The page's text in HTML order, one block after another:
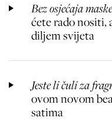
Bez osjećaja
ćete rado nositi,
diljem svijeta
Jeste li čuli za
ovom novom
satima